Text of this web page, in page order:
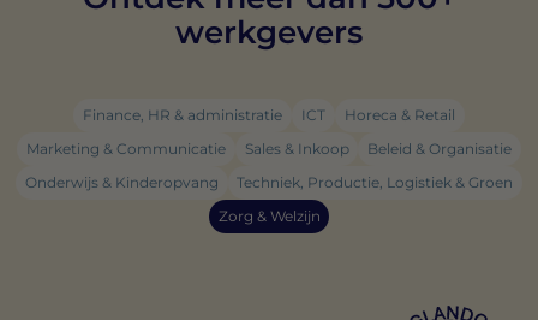
werkgevers
Finance, HR & administratie ICT
Horeca & Retail
Marketing & Communicatie
Sales & Inkoop
Beleid & Organisatie
Onderwijs & Kinderopvang
Techniek, Productie, Logistiek & Groen
Zorg & Welzijn